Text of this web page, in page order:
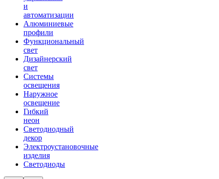
и
автоматизации
Алюминиевые
профили
Функциональный
свет
Дизайнерский
свет
Системы
освещения
Наружное
освещение
Гибкий
неон
Светодиодный
декор
Электроустановочные
изделия
Светодиоды